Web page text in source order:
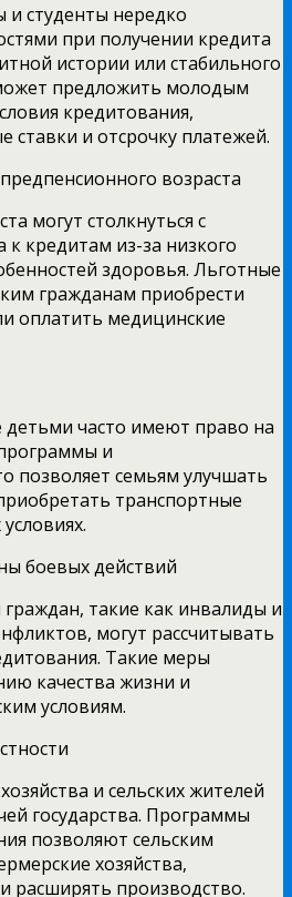
студенты нередко
при получении кредита
истории или стабильного
предложить молодым
кредитования,
и отсрочку платежей.
возраста
могут столкнуться с
к кредитам из-за низкого
здоровья. Льготные
гражданам приобрести
оплатить медицинские
детьми часто имеют право на
и
позволяет семьям улучшать
транспортные
боевых действий
такие как инвалиды и
могут рассчитывать
Такие меры
качества жизни и
условиям.
и сельских жителей
государства. Программы
позволяют сельским
хозяйства,
расширять производство.